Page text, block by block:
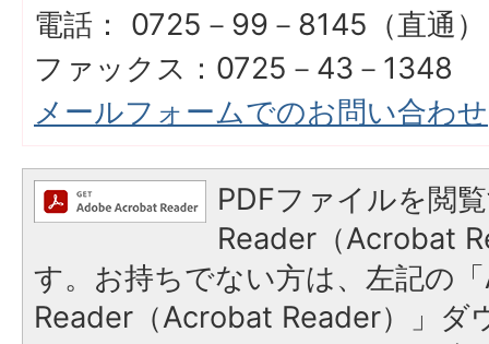
電話： 0725－99－8145（直通）
ファックス：0725－43－1348
メールフォームでのお問い合わせ
PDFファイルを閲
Reader（Acrobat
す。お持ちでない方は、左記の
Reader（Acrobat Reader）」ダ